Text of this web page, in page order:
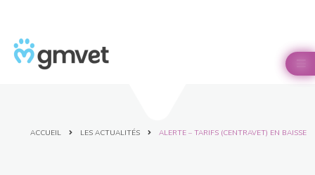
ACCUEIL LES ACTUALITÉS ALERTE – TARIFS (CENTRAVET) EN BAISSE